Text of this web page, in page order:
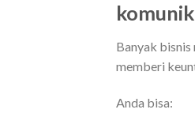
Banyak bisnis
memberi
Anda bisa: